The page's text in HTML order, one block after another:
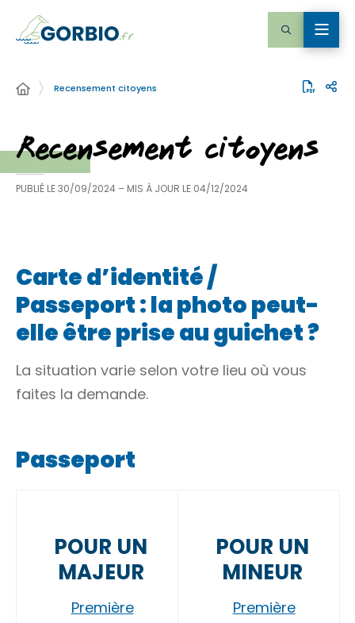
Recensement citoyens
Recensement citoyens
PUBLIÉ LE30/09/2024 – MIS À JOUR LE 04/12/2024
Carte d’identité /
Passeport : la photo peut-
elle être prise au guichet ?
La situation varie selon votre lieu où vous
faites la demande.
Passeport
POUR UN
MAJEUR
Première
POUR UN
MINEUR
Première